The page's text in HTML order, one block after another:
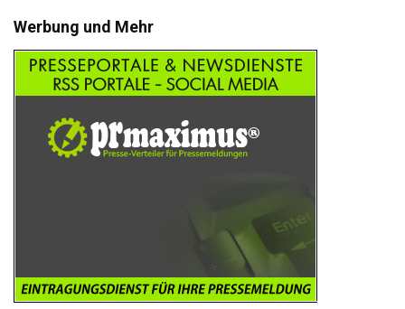
Werbung und Mehr